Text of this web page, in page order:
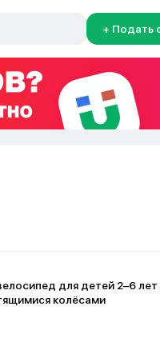
+ Подать
для детей 2–6
колёсами